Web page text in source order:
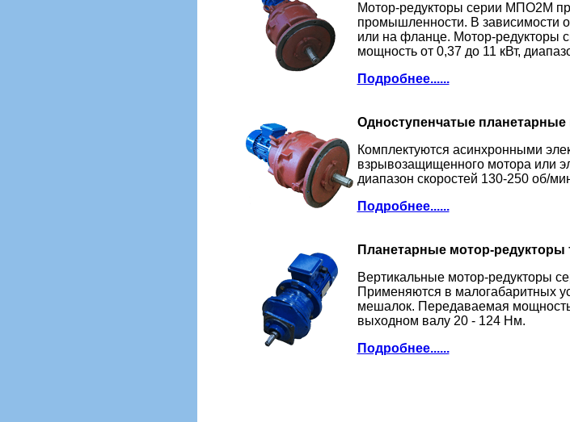
Мотор-редукторы серии МПО2М
промышленности. В зависимости
или на фланце. Мотор-редукторы
мощность от 0,37 до 11 кВт,
Подробнее......
Одноступенчатые
Комплектуются асинхронными
взрывозащищенного мотора или
диапазон скоростей 130-250 об/
Подробнее......
Планетарные мотор-
Вертикальные мотор-редукторы
Применяются в малогабаритных
мешалок. Передаваемая мощность
выходном валу 20 - 124 Нм.
Подробнее......